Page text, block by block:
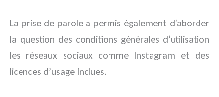
La prise de parole a permis également d’aborder
la question des conditions générales d’utilisation
les réseaux sociaux comme Instagram et des
licences d’usage inclues.